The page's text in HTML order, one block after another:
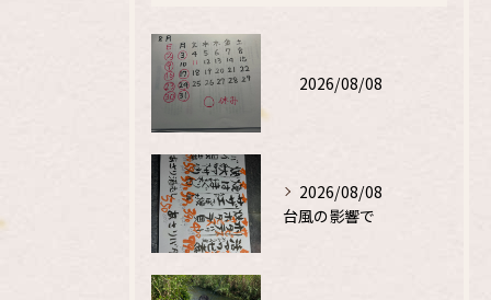
2026/08/08
2026/08/08
台風の影響で